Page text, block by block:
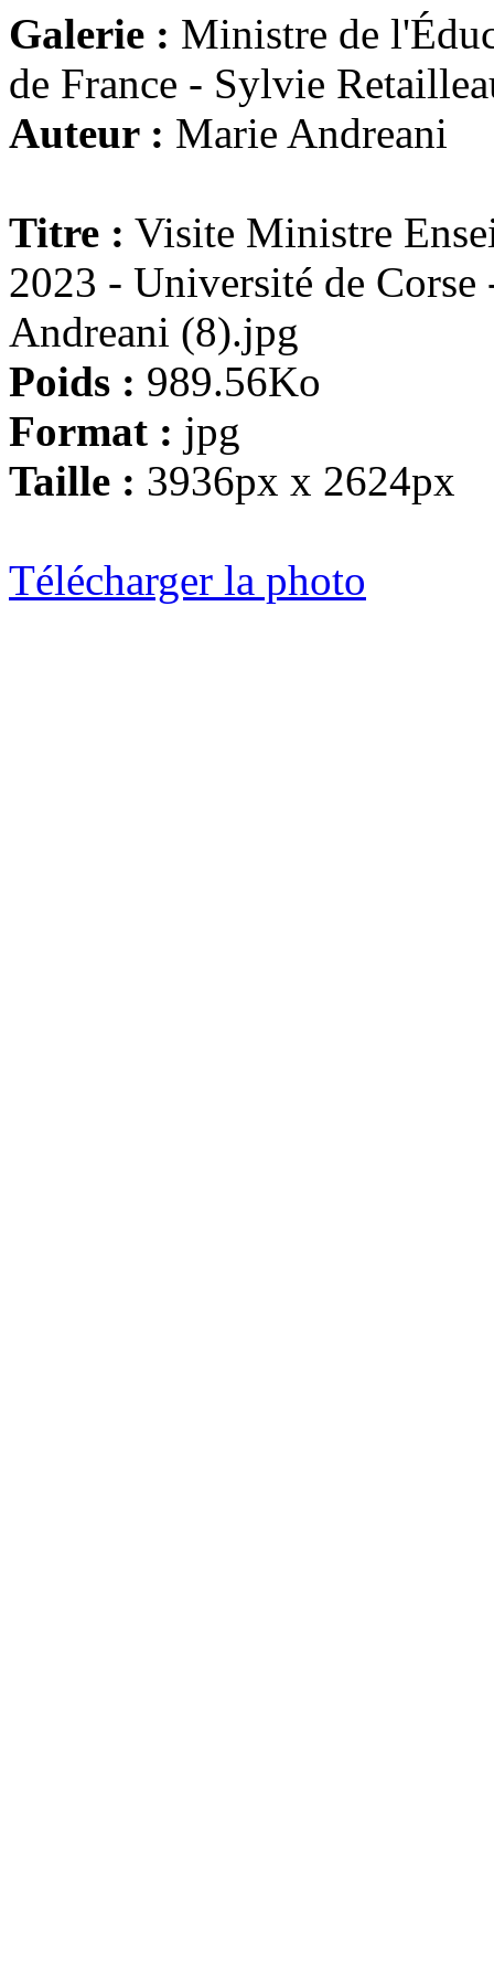
Galerie : Ministre de
de France - Sylvie
Auteur : Marie Andreani
Titre : Visite Ministre
2023 - Université de
Andreani (8).jpg
Poids : 989.56Ko
Format : jpg
Taille : 3936px x 2624px
Télécharger la photo